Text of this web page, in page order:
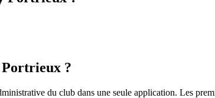
?
du club dans une seule application. Les